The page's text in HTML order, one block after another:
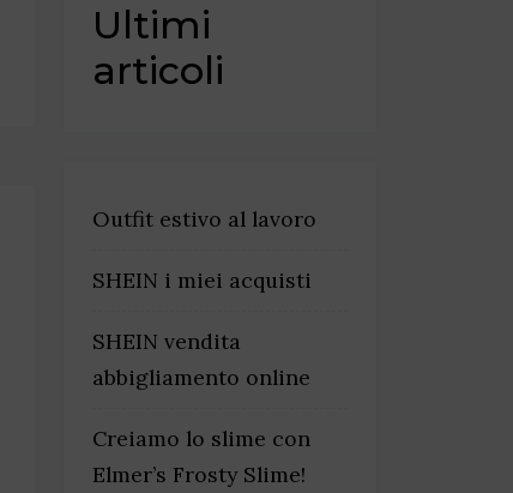
Ultimi
articoli
Outfit estivo al lavoro
SHEIN i miei acquisti
SHEIN vendita
abbigliamento online
Creiamo lo slime con
Elmer’s Frosty Slime!